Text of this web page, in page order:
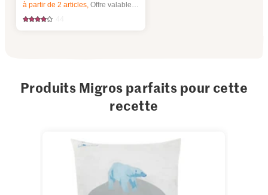
à partir de 2articles,Offre valable du 6.8 au 12.8.2026, jusqu’à épuisement du stock.
Produits Migros parfaits pour cette
recette